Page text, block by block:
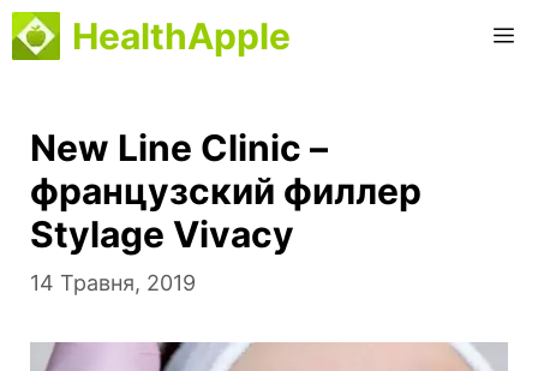
Перейти
до
HealthApple
New Line Clinic –
французский филлер
Stylage Vivacy
14 Травня, 2019